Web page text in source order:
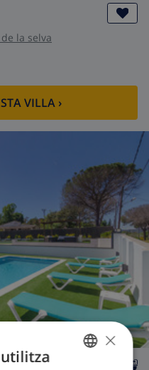
la selva
VILLA ›
×